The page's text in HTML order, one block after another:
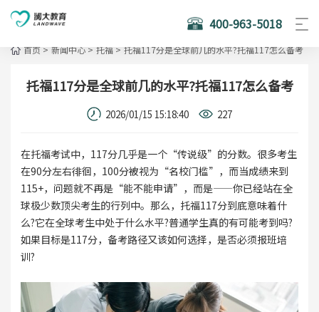
400-963-5018
首页 > 新闻中心 > 托福 > 托福117分是全球前几的水平?托福117怎么备考
托福117分是全球前几的水平?托福117怎么备考
2026/01/15 15:18:40 227
在托福考试中，117分几乎是一个“传说级”的分数。很多考生
在90分左右徘徊，100分被视为“名校门槛”，而当成绩来到
115+，问题就不再是“能不能申请”，而是——你已经站在全
球极少数顶尖考生的行列中。那么，托福117分到底意味着什
么?它在全球考生中处于什么水平?普通学生真的有可能考到吗?
如果目标是117分，备考路径又该如何选择，是否必须报班培
训?